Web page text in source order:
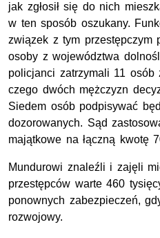
jak zgłosił się do nich
w ten sposób oszukany.
związek z tym przestępczym
osoby z województwa
policjanci zatrzymali 11 osób
czego dwóch mężczyzn
Siedem osób podpisywać
dozorowanych. Sąd
majątkowe na łączną kwotę
Mundurowi znaleźli i zajęli
przestępców warte 460
ponownych zabezpieczeń,
rozwojowy.